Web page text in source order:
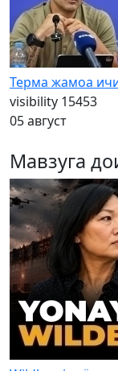
Терма жамоа
visibility 15453
05 август
Мавзуга